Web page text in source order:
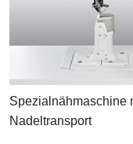
Spezialnähmaschine
Nadeltransport